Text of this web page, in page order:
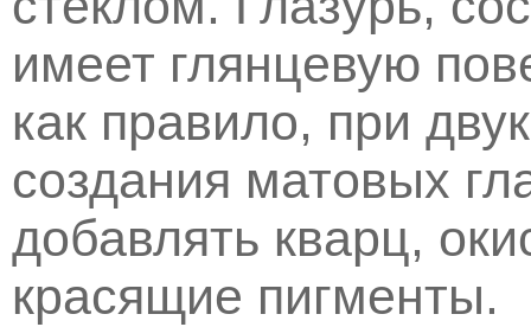
имеет глянцевую
как правило, при
создания матовых
добавлять кварц,
красящие пигменты.